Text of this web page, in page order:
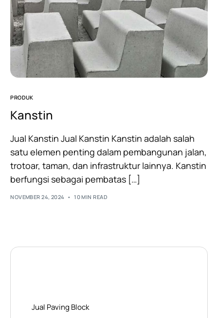
PRODUK
Kanstin
Jual Kanstin Jual Kanstin Kanstin adalah salah
satu elemen penting dalam pembangunan jalan,
trotoar, taman, dan infrastruktur lainnya. Kanstin
berfungsi sebagai pembatas […]
NOVEMBER 24, 2024 10 MIN READ
Jual Paving Block